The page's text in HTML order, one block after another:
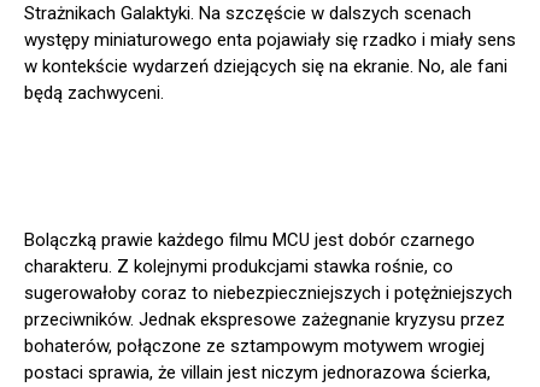
Strażnikach Galaktyki. Na szczęście w dalszych scenach
występy miniaturowego enta pojawiały się rzadko i miały sens
w kontekście wydarzeń dziejących się na ekranie. No, ale fani
będą zachwyceni.
Bolączką prawie każdego filmu MCU jest dobór czarnego
charakteru. Z kolejnymi produkcjami stawka rośnie, co
sugerowałoby coraz to niebezpieczniejszych i potężniejszych
przeciwników. Jednak ekspresowe zażegnanie kryzysu przez
bohaterów, połączone ze sztampowym motywem wrogiej
postaci sprawia, że villain jest niczym jednorazowa ścierka,